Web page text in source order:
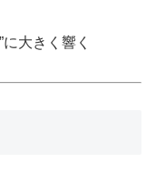
大きく響く